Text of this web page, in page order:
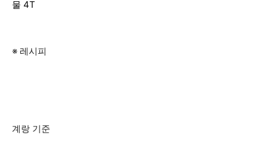
물 4T
※ 레시피
계랑 기준